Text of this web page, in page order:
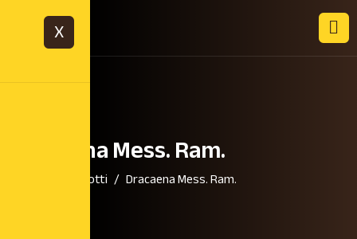
X
Dracaena Mess. Ram.
Prodotti Dracaena Mess. Ram.